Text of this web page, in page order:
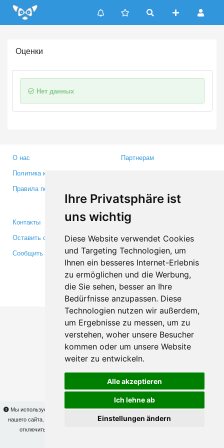
Ihre Privatsphäre ist
uns wichtig
Diese Website verwendet Cookies
und Targeting Technologien, um
Ihnen ein besseres Internet-Erlebnis
zu ermöglichen und die Werbung,
die Sie sehen, besser an Ihre
Bedürfnisse anzupassen. Diese
Technologien nutzen wir außerdem,
um Ergebnisse zu messen, um zu
verstehen, woher unsere Besucher
kommen oder um unsere Website
weiter zu entwickeln.
Alle akzeptieren
Ich lehne ab
Einstellungen ändern
Update cookies preferences
Мы используем cookies для того, чтобы Вы могли использовать весь функционал
нашего сайта. На
Вы сможете узнать подробности и, при желании,
отключить использование cookies. Продолжая пользоваться сайтом, Вы
Оценки
Нет данных
О нас
Политика конфиденциальности
Правила пользования
Партнерам
Медиа
Контакты
Оставить отзыв
Сообщить об ошибке
Facebook
Twitter
YouTube
Google+
Makis© Copyright 2026